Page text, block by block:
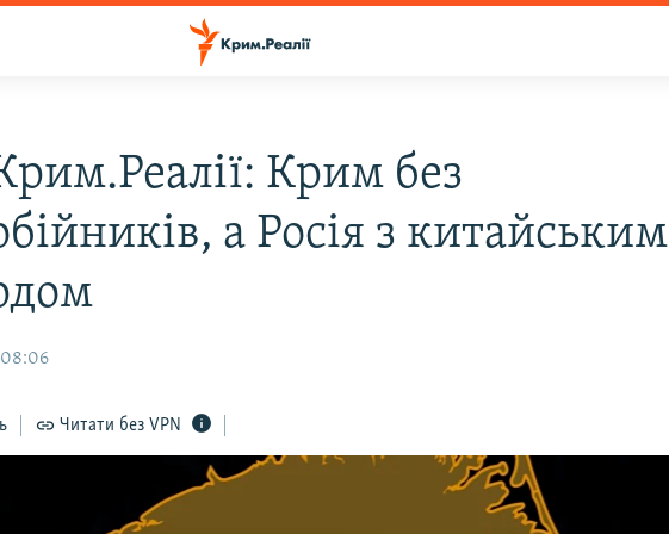
Крим без
а Росія з китайським
08:06
Читати без VPN